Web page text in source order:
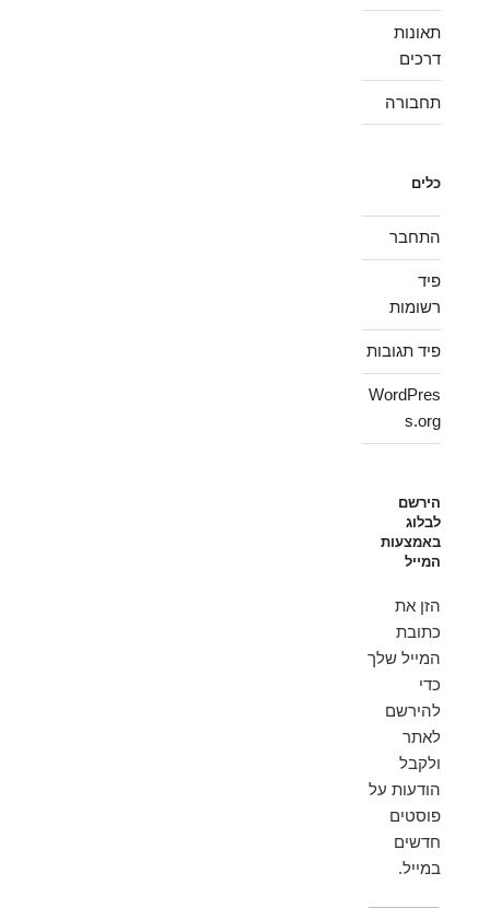
תאונות
דרכים
תחבורה
כלים
התחבר
פיד
רשומות
פיד תגובות
WordPres
s.org
הירשם
לבלוג
באמצעות
המייל
הזן את
כתובת
המייל שלך
כדי
להירשם
לאתר
ולקבל
הודעות על
פוסטים
חדשים
במייל.